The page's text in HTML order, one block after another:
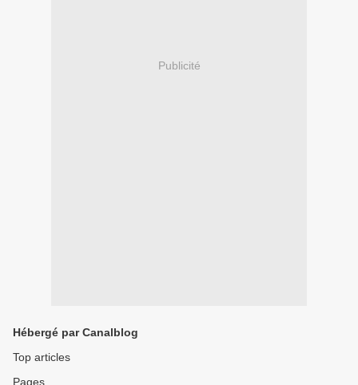
Publicité
Hébergé par Canalblog
Top articles
Pages